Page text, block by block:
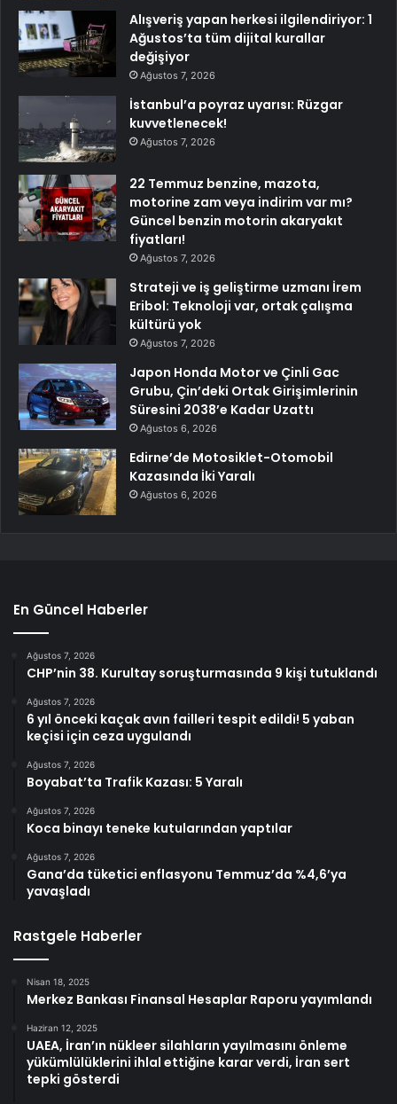
Alışveriş yapan herkesi ilgilendiriyor: 1
Ağustos’ta tüm dijital kurallar
değişiyor
Ağustos 7, 2026
İstanbul’a poyraz uyarısı: Rüzgar
kuvvetlenecek!
Ağustos 7, 2026
22 Temmuz benzine, mazota,
motorine zam veya indirim var mı?
Güncel benzin motorin akaryakıt
fiyatları!
Ağustos 7, 2026
Strateji ve iş geliştirme uzmanı İrem
Eribol: Teknoloji var, ortak çalışma
kültürü yok
Ağustos 7, 2026
Japon Honda Motor ve Çinli Gac
Grubu, Çin’deki Ortak Girişimlerinin
Süresini 2038’e Kadar Uzattı
Ağustos 6, 2026
Edirne’de Motosiklet-Otomobil
Kazasında İki Yaralı
Ağustos 6, 2026
En Güncel Haberler
Ağustos 7, 2026
CHP’nin 38. Kurultay soruşturmasında 9 kişi tutuklandı
Ağustos 7, 2026
6 yıl önceki kaçak avın failleri tespit edildi! 5 yaban
keçisi için ceza uygulandı
Ağustos 7, 2026
Boyabat’ta Trafik Kazası: 5 Yaralı
Ağustos 7, 2026
Koca binayı teneke kutularından yaptılar
Ağustos 7, 2026
Gana’da tüketici enflasyonu Temmuz’da %4,6’ya
yavaşladı
Rastgele Haberler
Nisan 18, 2025
Merkez Bankası Finansal Hesaplar Raporu yayımlandı
Haziran 12, 2025
UAEA, İran’ın nükleer silahların yayılmasını önleme
yükümlülüklerini ihlal ettiğine karar verdi, İran sert
tepki gösterdi